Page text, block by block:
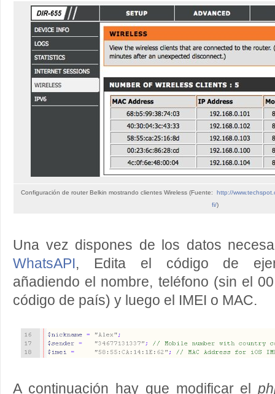
Configuración de router Belkin mostrando clientes Wireless (Fuente: http://
fi/)
Una vez dispones de los datos
WhatsAPI , Edita el código de
añadiendo el nombre, teléfono (sin el
código de país) y luego el IMEI o MAC.
A continuación hay que modificar el